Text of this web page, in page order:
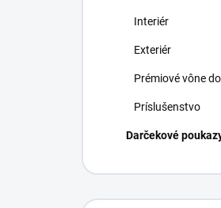
Interiér
Exteriér
Prémiové vône
Príslušenstvo
Darčekové